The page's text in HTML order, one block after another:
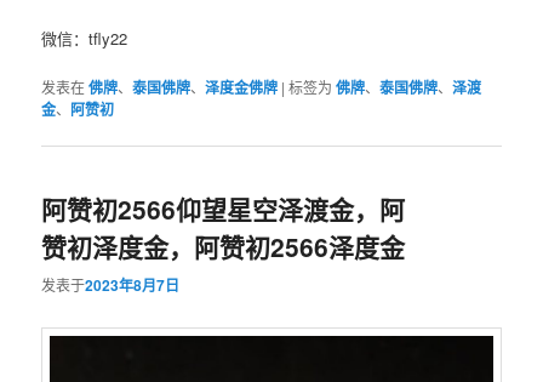
微信：tfly22
发表在佛牌、泰国佛牌、泽度金佛牌 |标签为 佛牌、泰国佛牌、泽渡
金、 阿赞初
阿赞初2566仰望星空泽渡金，阿
赞初泽度金，阿赞初2566泽度金
发表于2023年8月7日